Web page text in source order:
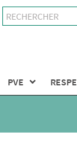
PVE RESPE